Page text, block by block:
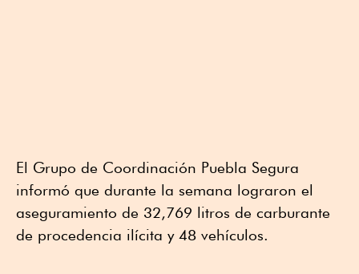
El Grupo de Coordinación Puebla Segura
informó que durante la semana lograron el
aseguramiento de 32,769 litros de carburante
de procedencia ilícita y 48 vehículos.